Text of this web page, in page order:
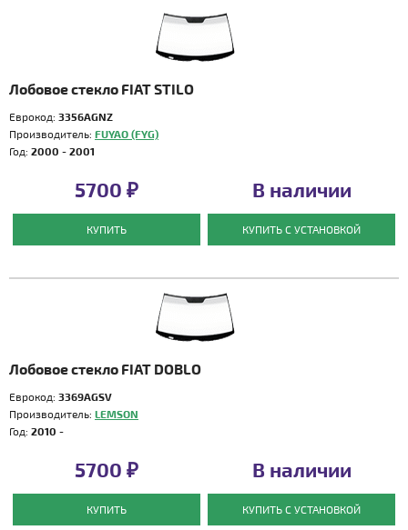
Лобовое стекло FIAT STILO
Еврокод: 3356AGNZ
Производитель: FUYAO (FYG)
Год: 2000 - 2001
5700 ₽
КУПИТЬ
В наличии
КУПИТЬ С УСТАНОВКОЙ
Лобовое стекло FIAT DOBLO
Еврокод: 3369AGSV
Производитель: LEMSON
Год: 2010 -
5700 ₽
КУПИТЬ
В наличии
КУПИТЬ С УСТАНОВКОЙ